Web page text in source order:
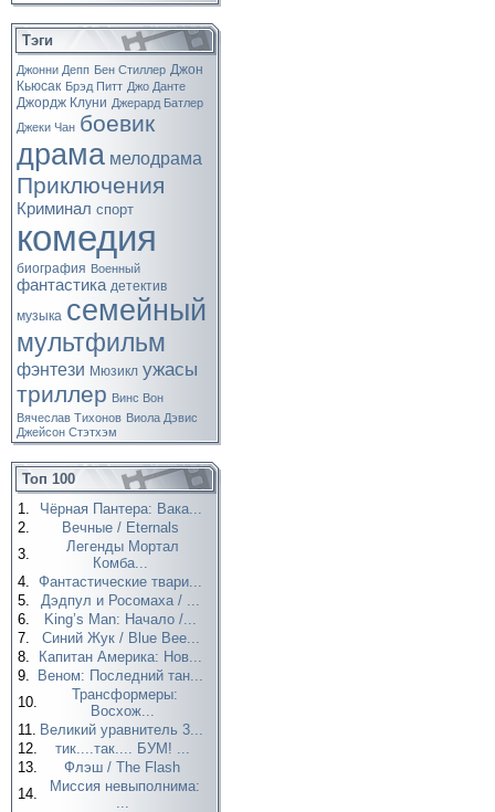
Тэги
Джонни Депп Бен Стиллер Джон
Кьюсак Брэд Питт Джо Данте
Джордж Клуни Джерард Батлер
Джеки Чан боевик
драма мелодрама
Приключения
Криминал спорт
комедия
биография Военный
фантастика детектив
музыка семейный
мультфильм
фэнтези Мюзикл ужасы
триллер Винс Вон
Вячеслав Тихонов Виола Дэвис
Джейсон Стэтхэм
Топ 100
1.
Чёрная Пантера: Вака...
2.
Вечные / Eternals
3.
Легенды Мортал
Комба...
4. Фантастические твари...
5.
Дэдпул и Росомаха / ...
6.
King’s Man: Начало /...
7.
Синий Жук / Blue Bee...
8.
Капитан Америка: Нов...
9.
Веном: Последний тан...
10.
Трансформеры:
Восхож...
11. Великий уравнитель 3...
12.
тик....так.... БУМ! ...
13.
Флэш / The Flash
14.
Миссия невыполнима:
...